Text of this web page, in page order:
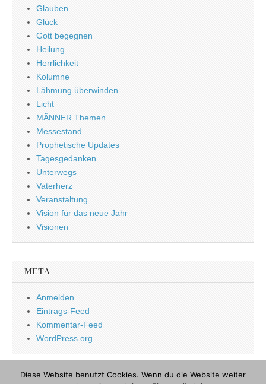
Glauben
Glück
Gott begegnen
Heilung
Herrlichkeit
Kolumne
Lähmung überwinden
Licht
MÄNNER Themen
Messestand
Prophetische Updates
Tagesgedanken
Unterwegs
Vaterherz
Veranstaltung
Vision für das neue Jahr
Visionen
META
Anmelden
Eintrags-Feed
Kommentar-Feed
WordPress.org
Diese Website benutzt Cookies. Wenn du die Website weiter